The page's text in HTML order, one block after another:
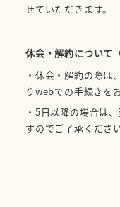
せていただきます。
休会・解約について
・休会・解約の際は、
りwebでの手続きを
・5日以降の場合は
すのでご了承ください